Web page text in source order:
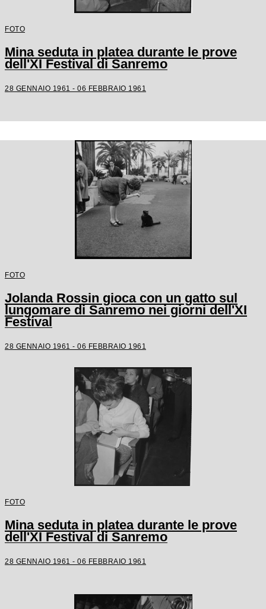
FOTO
Mina seduta in platea durante le prove
dell'XI Festival di Sanremo
28 GENNAIO 1961 - 06 FEBBRAIO 1961
FOTO
Jolanda Rossin gioca con un gatto sul
lungomare di Sanremo nei giorni dell'XI
Festival
28 GENNAIO 1961 - 06 FEBBRAIO 1961
FOTO
Mina seduta in platea durante le prove
dell'XI Festival di Sanremo
28 GENNAIO 1961 - 06 FEBBRAIO 1961